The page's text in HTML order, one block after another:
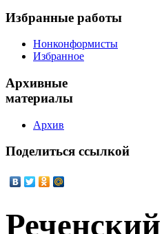
Избранные работы
Нонконформисты
Избранное
Архивные
материалы
Архив
Поделиться ссылкой